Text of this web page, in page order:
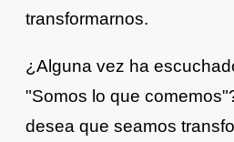
transformarnos.
¿Alguna vez ha
"Somos lo que
desea que seamos